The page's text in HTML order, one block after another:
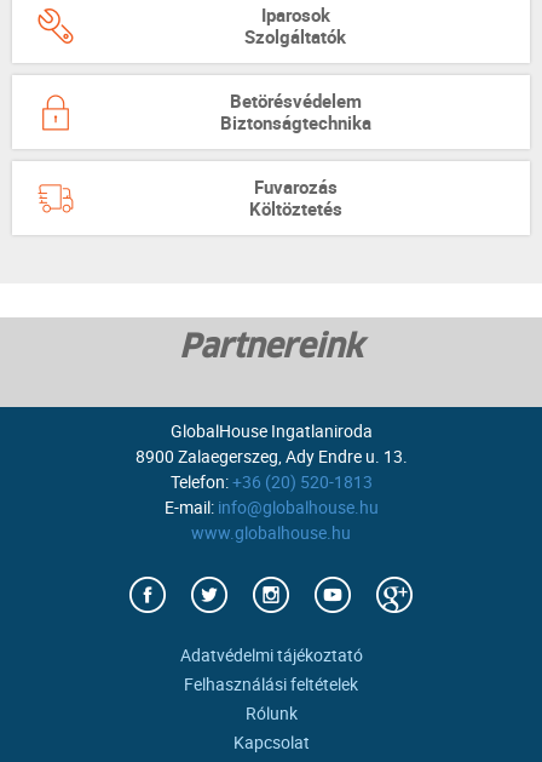
Iparosok
Szolgáltatók
Betörésvédelem
Biztonságtechnika
Fuvarozás
Költöztetés
Partnereink
GlobalHouse Ingatlaniroda
8900 Zalaegerszeg, Ady Endre u. 13.
Telefon:+36 (20) 520-1813
E-mail: info@globalhouse.hu
www.globalhouse.hu
Adatvédelmi tájékoztató
Felhasználási feltételek
Rólunk
Kapcsolat